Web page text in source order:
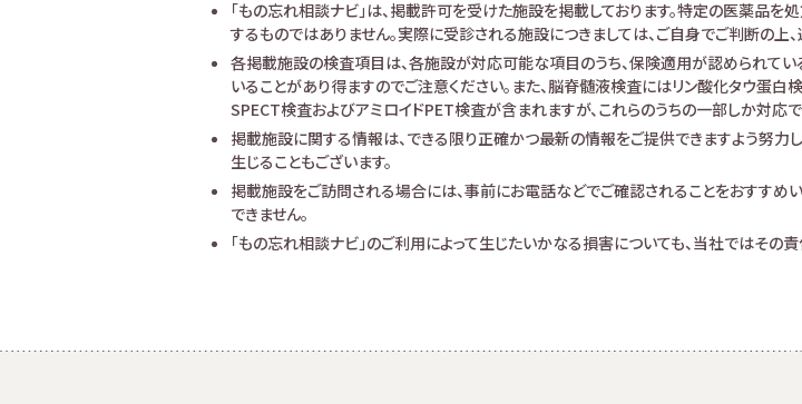
「もの忘れ相談ナビ」は、掲載許可を受けた施設を掲載しております。特定の医薬品を
するものではありません。実際に受診される施設につきましては、ご自身でご判断の上、
各掲載施設の検査項目は、各施設が対応可能な項目のうち、保険適用が認められて
いることがあり得ますのでご注意ください。また、脳脊髄液検査にはリン酸化タウ蛋
SPECT検査およびアミロイドPET検査が含まれますが、これらのうちの一部しか対応で
掲載施設に関する情報は、できる限り正確かつ最新の情報をご提供できますよう努力
生じることもございます。
掲載施設をご訪問される場合には、事前にお電話などでご確認されることをおすすめ
できません。
「もの忘れ相談ナビ」のご利用によって生じたいかなる損害についても、当社ではその